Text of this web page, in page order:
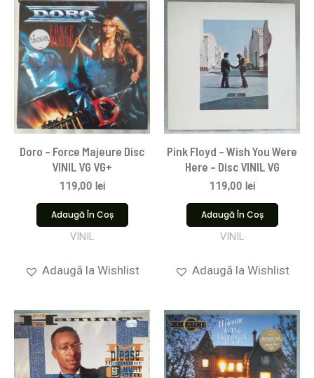
Doro – Force Majeure Disc
VINIL VG VG+
119,00 lei
Adaugă În Coș
VINIL
Adaugă la Wishlist
Pink Floyd ‎– Wish You Were
Here – Disc VINIL VG
119,00 lei
Adaugă În Coș
VINIL
Adaugă la Wishlist